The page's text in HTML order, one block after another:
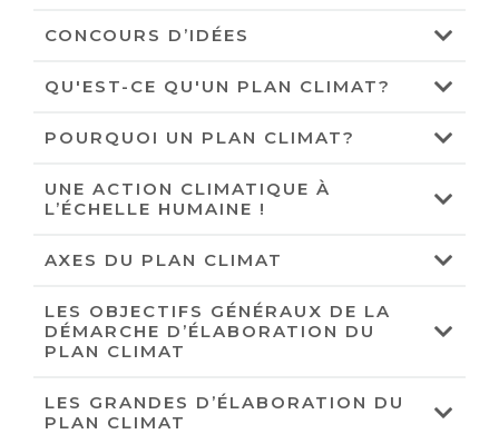
CONCOURS D’IDÉES
QU'EST-CE QU'UN PLAN CLIMAT?
POURQUOI UN PLAN CLIMAT?
UNE ACTION CLIMATIQUE À
L’ÉCHELLE HUMAINE !
AXES DU PLAN CLIMAT
LES OBJECTIFS GÉNÉRAUX DE LA
DÉMARCHE D’ÉLABORATION DU
PLAN CLIMAT
LES GRANDES D’ÉLABORATION DU
PLAN CLIMAT